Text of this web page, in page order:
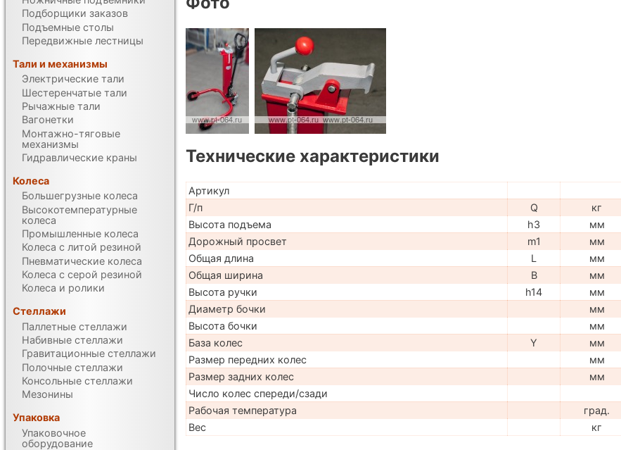
Технические характеристики
Артикул
Г/п
Q кг
Высота подъема
h3 мм
Дорожный просвет
m1 мм
Общая длина
L мм
Общая ширина
B мм
Высота ручки
h14 мм
Диаметр бочки
мм
Высота бочки
мм
База колес
Y мм
Размер передних колес
мм
Размер задних колес
мм
Число колес спереди/сзади
Рабочая температура
град.
Вес
кг
Подборщики заказов
Подъемные столы
Передвижные лестницы
Тали и механизмы
Электрические тали
Шестеренчатые тали
Рычажные тали
Вагонетки
Монтажно-тяговые
механизмы
Гидравлические краны
Колеса
Большегрузные колеса
Высокотемпературные
колеса
Промышленные колеса
Колеса с литой резиной
Пневматические колеса
Колеса с серой резиной
Колеса и ролики
Стеллажи
Паллетные стеллажи
Набивные стеллажи
Гравитационные стеллажи
Полочные стеллажи
Консольные стеллажи
Мезонины
Упаковка
Упаковочное
оборудование